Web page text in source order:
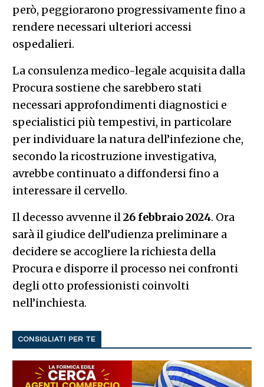
però, peggiorarono progressivamente fino a
rendere necessari ulteriori accessi
ospedalieri.
La consulenza medico-legale acquisita dalla
Procura sostiene che sarebbero stati
necessari approfondimenti diagnostici e
specialistici più tempestivi, in particolare
per individuare la natura dell’infezione che,
secondo la ricostruzione investigativa,
avrebbe continuato a diffondersi fino a
interessare il cervello.
Il decesso avvenne il 26 febbraio 2024. Ora
sarà il giudice dell’udienza preliminare a
decidere se accogliere la richiesta della
Procura e disporre il processo nei confronti
degli otto professionisti coinvolti
nell’inchiesta.
CONSIGLIATI PER TE